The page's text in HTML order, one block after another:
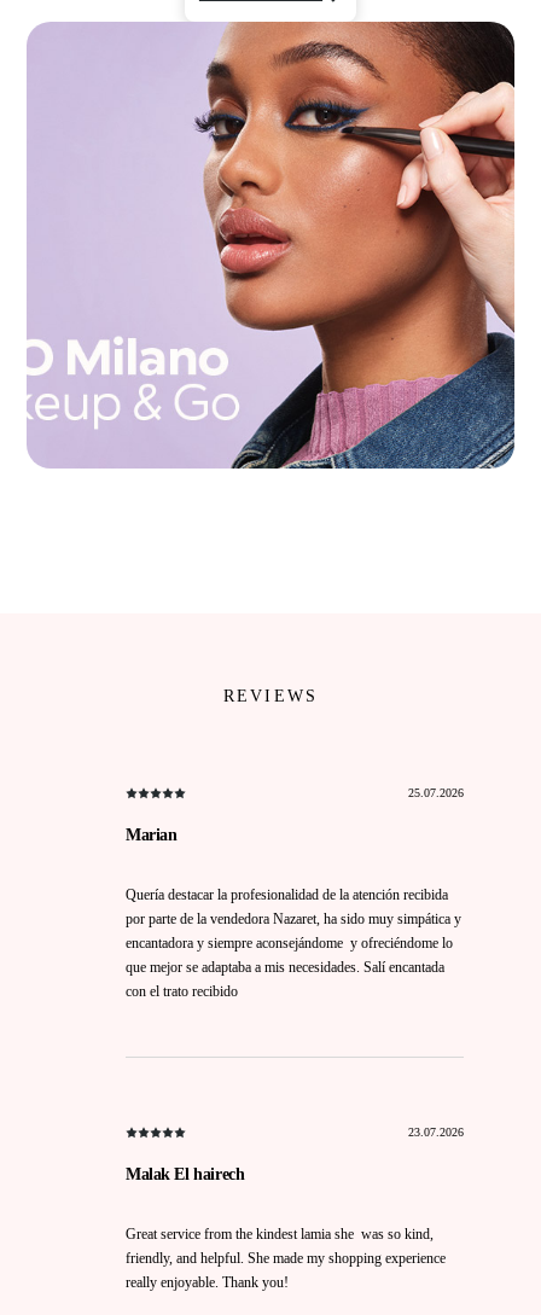
REVIEWS
25.07.2026
Marian
Quería destacar la profesionalidad de la atención recibida
por parte de la vendedora Nazaret, ha sido muy simpática y
encantadora y siempre aconsejándome y ofreciéndome lo
que mejor se adaptaba a mis necesidades. Salí encantada
con el trato recibido
23.07.2026
Malak El hairech
Great service from the kindest lamia she was so kind,
friendly, and helpful. She made my shopping experience
really enjoyable. Thank you!